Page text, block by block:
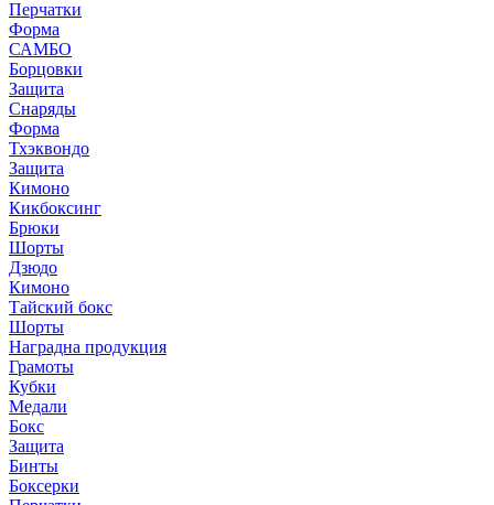
Перчатки
Форма
САМБО
Борцовки
Защита
Снаряды
Форма
Тхэквондо
Защита
Кимоно
Кикбоксинг
Брюки
Шорты
Дзюдо
Кимоно
Тайский бокс
Шорты
Наградна продукция
Грамоты
Кубки
Медали
Бокс
Защита
Бинты
Боксерки